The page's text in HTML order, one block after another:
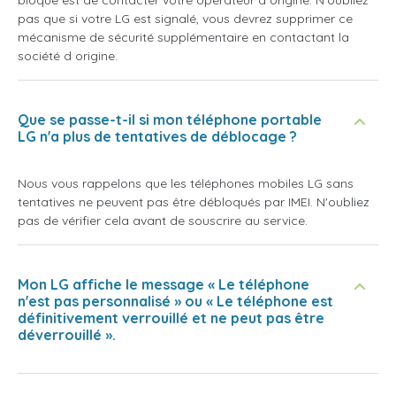
pas que si votre LG est signalé, vous devrez supprimer ce
mécanisme de sécurité supplémentaire en contactant la
société d origine.
Que se passe-t-il si mon téléphone portable
LG n'a plus de tentatives de déblocage ?
Nous vous rappelons que les téléphones mobiles LG sans
tentatives ne peuvent pas être débloqués par IMEI. N'oubliez
pas de vérifier cela avant de souscrire au service.
Mon LG affiche le message « Le téléphone
n'est pas personnalisé » ou « Le téléphone est
définitivement verrouillé et ne peut pas être
déverrouillé ».